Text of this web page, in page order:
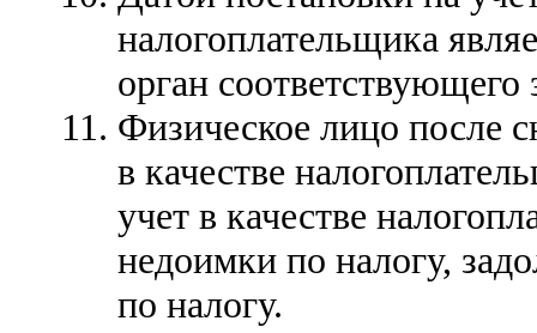
налогоплательщика
орган соответствующего
Физическое лицо после
в качестве
учет в качестве
недоимки по налогу,
по налогу.